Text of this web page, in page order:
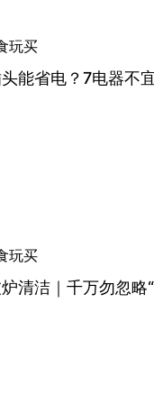
玩买
能省电？7电器不
玩买
清洁｜千万勿忽